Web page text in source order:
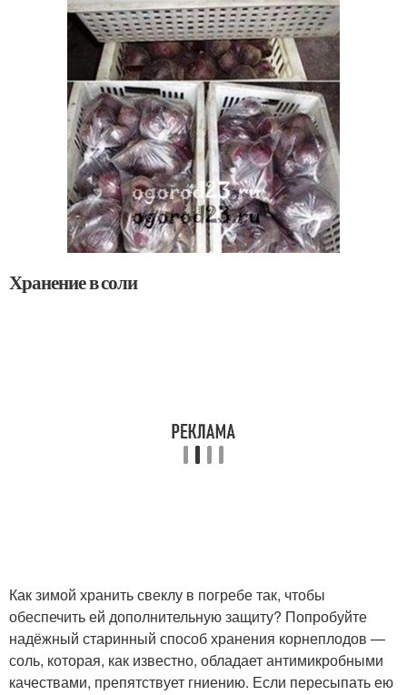
Хранение в соли
Как зимой хранить свеклу в погребе так, чтобы
обеспечить ей дополнительную защиту? Попробуйте
надёжный старинный способ хранения корнеплодов —
соль, которая, как известно, обладает антимикробными
качествами, препятствует гниению. Если пересыпать ею